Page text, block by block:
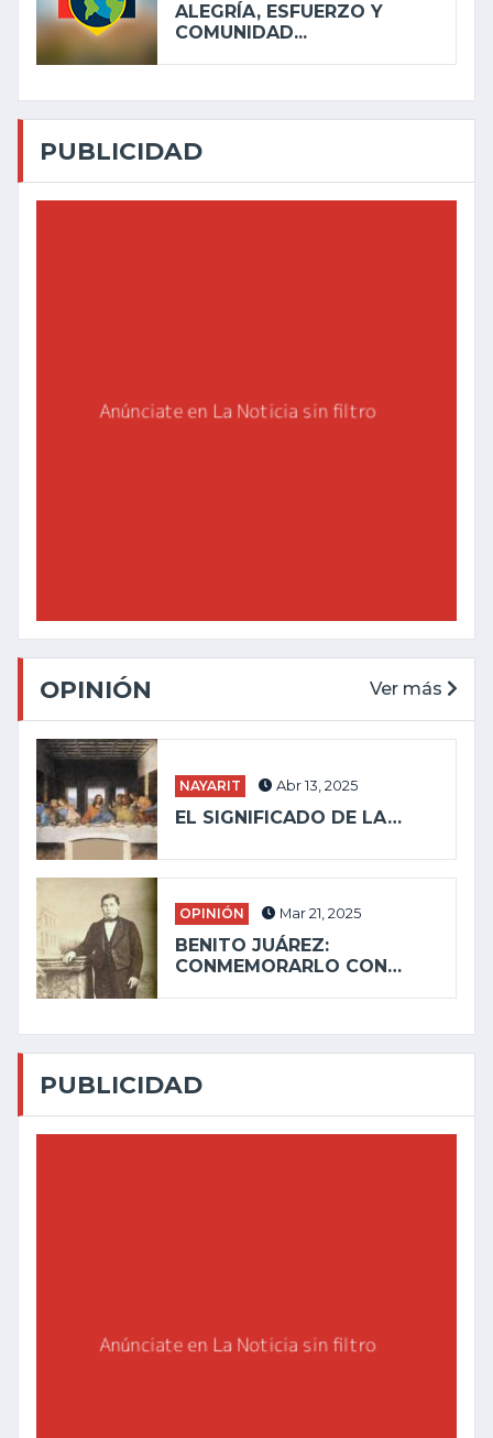
ALEGRÍA, ESFUERZO Y
COMUNIDAD...
PUBLICIDAD
OPINIÓN Ver más
NAYARIT Abr 13, 2025
EL SIGNIFICADO DE LA…
OPINIÓN Mar 21, 2025
BENITO JUÁREZ:
CONMEMORARLO CON…
PUBLICIDAD